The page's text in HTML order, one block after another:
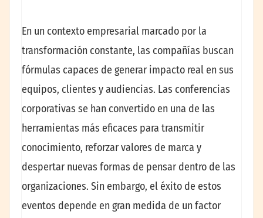
En un contexto empresarial marcado por la
transformación constante, las compañías buscan
fórmulas capaces de generar impacto real en sus
equipos, clientes y audiencias. Las conferencias
corporativas se han convertido en una de las
herramientas más eficaces para transmitir
conocimiento, reforzar valores de marca y
despertar nuevas formas de pensar dentro de las
organizaciones. Sin embargo, el éxito de estos
eventos depende en gran medida de un factor